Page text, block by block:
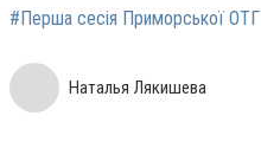
#Перша сесія Приморської ОТГ
Наталья Лякишева